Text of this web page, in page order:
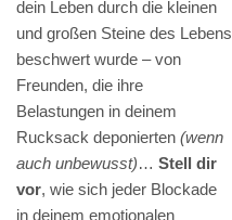
dein Leben durch die kleinen
und großen Steine des Lebens
beschwert wurde – von
Freunden, die ihre
Belastungen in deinem
Rucksack deponierten (wenn
auch unbewusst)… Stell dir
vor, wie sich jeder Blockade
in deinem emotionalen